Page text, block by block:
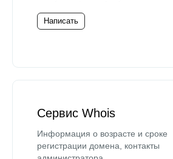
Написать
Сервис Whois
Информация о возрасте и сроке
регистрации домена, контакты